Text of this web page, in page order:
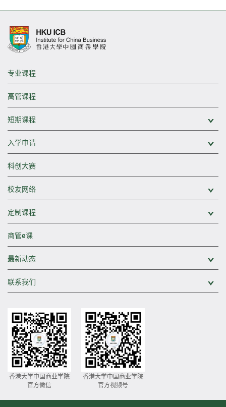
专业课程
高管课程
短期课程
入学申请
科创大赛
校友网络
定制课程
商管e课
最新动态
联系我们
香港大学中国商业学院
官方微信
香港大学中国商业学院
官方视频号